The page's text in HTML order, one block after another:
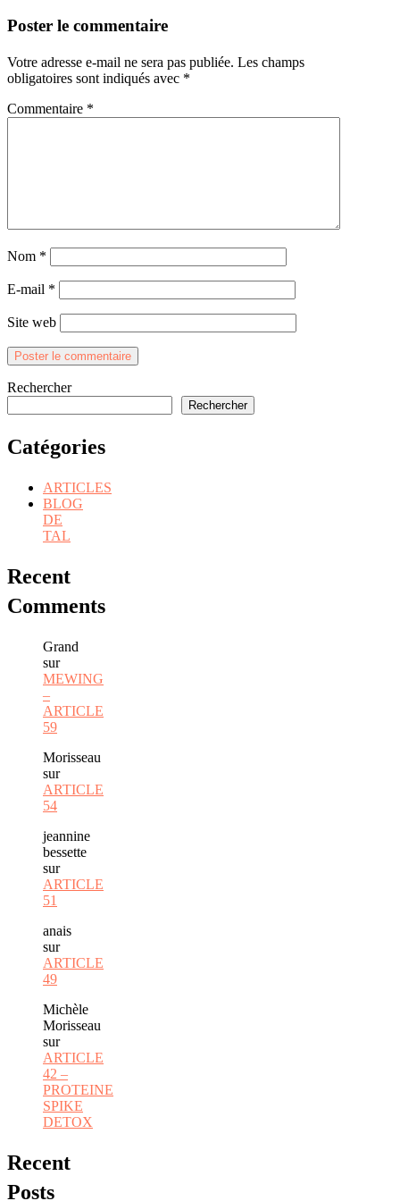
Poster le commentaire
Votre adresse e-mail ne sera pas publiée. Les champs
obligatoires sont indiqués avec *
Commentaire *
Nom *
E-mail *
Site web
Rechercher
Rechercher
Catégories
ARTICLES
BLOG
DE
TAL
Recent
Comments
Grand
sur
MEWING
–
ARTICLE
59
Morisseau
sur
ARTICLE
54
jeannine
bessette
sur
ARTICLE
51
anais
sur
ARTICLE
49
Michèle
Morisseau
sur
ARTICLE
42 –
PROTEINE
SPIKE
DETOX
Recent
Posts